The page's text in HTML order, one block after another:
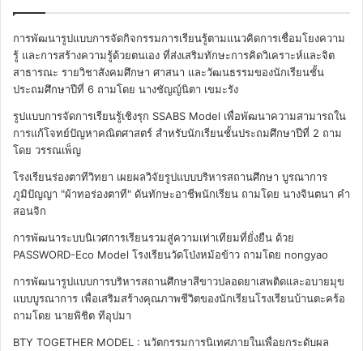
การพัฒนารูปแบบการจัดกิจกรรมการเรียนรู้ตามแนวคิดการเชื่อมโยงความ
รู้ และการสร้างความรู้ด้วยตนเอง ที่ส่งเสริมทักษะการคิดวิเคราะห์และจิต
สาธารณะ รายวิชาสังคมศึกษา ศาสนา และวัฒนธรรมของนักเรียนชั้น
ประถมศึกษาปีที่ 6 ถามโดย นางชัญญ์นิตา เขมะรัง
รูปแบบการจัดการเรียนรู้เชิงรุก SSABS Model เพื่อพัฒนาความสามารถใน
การแก้โจทย์ปัญหาคณิตศาสตร์ สำหรับนักเรียนชั้นประถมศึกษาปีที่ 2 ถาม
โดย วรรณเพ็ญ
โรงเรียนร่องตาทีวิทยา เผยผลวิจัยรูปแบบบริหารสถานศึกษา บูรณาการ
ภูมิปัญญา "ผ้าทอร่องตาที" ดันทักษะอาชีพนักเรียน ถามโดย นางจินตนา คำ
สอนจิก
การพัฒนาระบบนิเวศการเรียนรวมสู่ความเท่าเทียมที่ยั่งยืน ด้วย
PASSWORD-Eco Model โรงเรียนวัดโป่งหม้อข้าว ถามโดย nongyao
การพัฒนารูปแบบการบริหารสถานศึกษาสีขาวปลอดยาเสพติดและอบายมุข
แบบบูรณาการ เพื่อเสริมสร้างคุณภาพชีวิตของนักเรียนโรงเรียนบ้านตะคร้อ
ถามโดย นายพิชิต ทีอุปมา
BTY TOGETHER MODEL : นวัตกรรมการนิเทศภายในเพื่อยกระดับผล